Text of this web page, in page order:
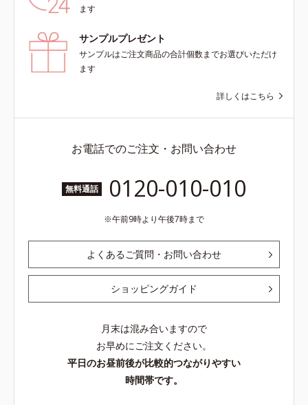
ます
サンプルプレゼント
サンプルはご注文商品の合計個数までお選びいただけ
ます
詳しくはこちら
お電話でのご注文・お問い合わせ
無料通話 0120-010-010
午前9時より午後7時まで
よくあるご質問・お問い合わせ
ショッピングガイド
月末は混み合いますので
お早めにご注文ください。
平日のお昼前後が比較的つながりやすい
時間帯です。